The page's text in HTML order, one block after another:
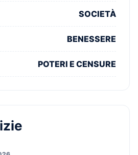
SOCIETÀ
BENESSERE
POTERI E CENSURE